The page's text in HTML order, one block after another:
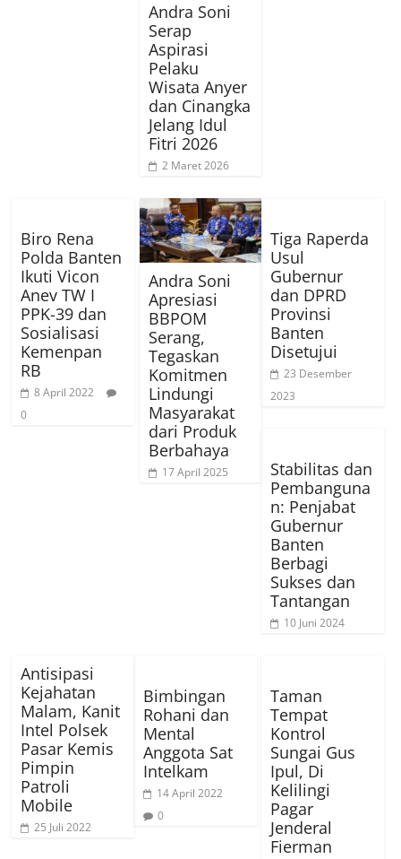
Andra Soni
Serap
Aspirasi
Pelaku
Wisata Anyer
dan Cinangka
Jelang Idul
Fitri 2026
2 Maret 2026
Biro Rena
Polda Banten
Ikuti Vicon
Anev TW I
PPK-39 dan
Sosialisasi
Kemenpan
RB
8 April 2022
0
Andra Soni
Apresiasi
BBPOM
Serang,
Tegaskan
Komitmen
Lindungi
Masyarakat
dari Produk
Berbahaya
17 April 2025
Tiga Raperda
Usul
Gubernur
dan DPRD
Provinsi
Banten
Disetujui
23 Desember
2023
Stabilitas dan
Pembanguna
n: Penjabat
Gubernur
Banten
Berbagi
Sukses dan
Tantangan
10 Juni 2024
Antisipasi
Kejahatan
Malam, Kanit
Intel Polsek
Pasar Kemis
Pimpin
Patroli
Mobile
25 Juli 2022
Bimbingan
Rohani dan
Mental
Anggota Sat
Intelkam
14 April 2022
0
Taman
Tempat
Kontrol
Sungai Gus
Ipul, Di
Kelilingi
Pagar
Jenderal
Fierman